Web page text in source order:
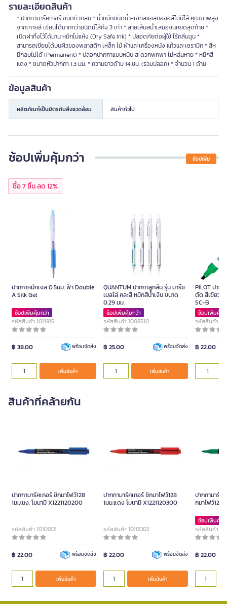
รายละเอียดสินค้า
* ปากกามาร์คเกอร์ ชนิดหัวกลม * น้ำหมึกชนิดน้ำ-เอทิลแอลกอฮอล์ไม่มีไส้ คุณภาพสูง
จากเกาหลี เขียนได้มากกว่าชนิดมีไส้ถึง 3 เท่า * ลายเส้นสม่ำเสมอจนหยดสุดท้าย *
เปิดฝาทิ้งไว้ได้นาน หมึกไม่แห้ง (Dry Safe Ink) * ปลอดภัยต่อผู้ใช้ ไร้กลิ่นฉุน *
สามารถเขียนได้บนผิวของพลาสติก เหล็ก ไม้ ผ้าและเครื่องหนัง แก้วและเซรามิก * สีห
มึกลบไม่ได้ (Permanent) * ปลอกปากกาแบบหนีบ สะดวกพกพา ไม่หล่นหาย * หมึกสี
แดง * ขนาดหัวปากกา 1.3 มม. * ความยาวด้าม 14 ซม. (รวมปลอก) * จำนวน 1 ด้าม
ข้อมูลสินค้า
ผลิตภัณฑ์เป็นมิตรกับสิ่งแวดล้อม สินค้าทั่วไป
ช้อปเพิ่มคุ้มกว่า ช้อปเพิ่ม
ซื้อ 7 ชิ้น ลด 12%
ปากกาหมึกเจล 0.5มม. ฟ้า Double
A Silk Gel
ช้อปเพิ่มคุ้มกว่า
รหัสสินค้า 1011915
฿ 38.00 พร้อมจัดส่ง
เพิ่มสินค้า
QUANTUM ปากกาลูกลื่น รุ่น มาร์ช
เมลโล่ คละสี หมึกสีน้ำเงิน ขนาด
0.29 มม.
ช้อปเพิ่มคุ้มกว่า
รหัสสินค้า 1008510
฿ 25.00 พร้อมจัดส่ง
เพิ่มสินค้า
PILOT ปาก
ตัด สีเขียว ข
SC-B
ช้อปเพิ่มคุ้ม
รหัสสินค้า
฿ 22.00
สินค้าที่คล้ายกัน
ปากกามาร์คเกอร์ ซิกมาโฟว์128
1มม.นง. โมนามิ X1221120200
รหัสสินค้า 1010001
฿ 22.00 พร้อมจัดส่ง
เพิ่มสินค้า
ปากกามาร์คเกอร์ ซิกมาโฟว์128
1มม.แดง โมนามิ X1221120300
รหัสสินค้า 1010002
฿ 22.00 พร้อมจัดส่ง
เพิ่มสินค้า
ปากกามาร์ค
กมาโฟว์
ช้อปเพิ่มคุ้ม
รหัสสินค้า
฿ 22.00